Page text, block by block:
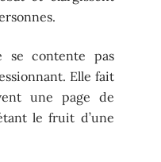
contente pas
Elle fait
une page de
le fruit d’une